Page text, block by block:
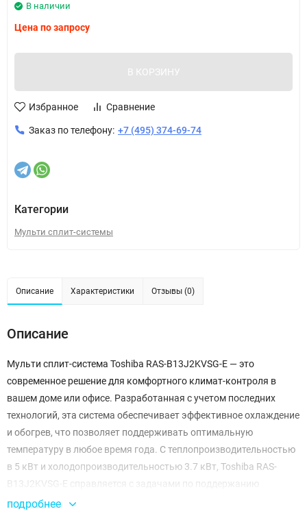
В наличии
Цена по запросу
В КОРЗИНУ
Избранное Сравнение
Заказ по телефону: +7 (495) 374-69-74
Категории
Мульти сплит-системы
Описание Характеристики Отзывы (0)
Описание
Мульти сплит-система Toshiba RAS-B13J2KVSG-E — это
современное решение для комфортного климат-контроля в
вашем доме или офисе. Разработанная с учетом последних
технологий, эта система обеспечивает эффективное охлаждение
и обогрев, что позволяет поддерживать оптимальную
температуру в любое время года. С теплопроизводительностью
в 5 кВт и холодопроизводительностью 3.7 кВт, Toshiba RAS-
B13J2KVSG-E справляется с задачами по поддержанию
комфортного климата даже в самых жарких условиях.
подробнее